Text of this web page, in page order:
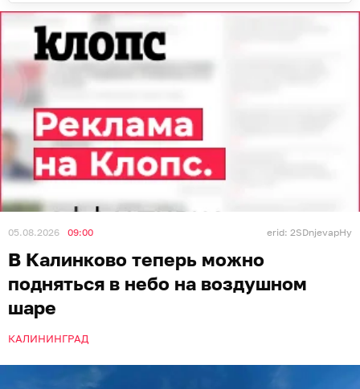
05.08.2026 09:00 erid: 2SDnjevapHy
В Калинково теперь можно
подняться в небо на воздушном
шаре
КАЛИНИНГРАД